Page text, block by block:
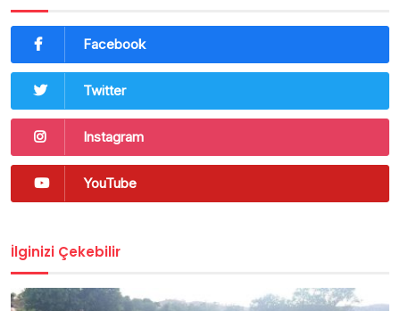
Facebook
Twitter
Instagram
YouTube
İlginizi Çekebilir